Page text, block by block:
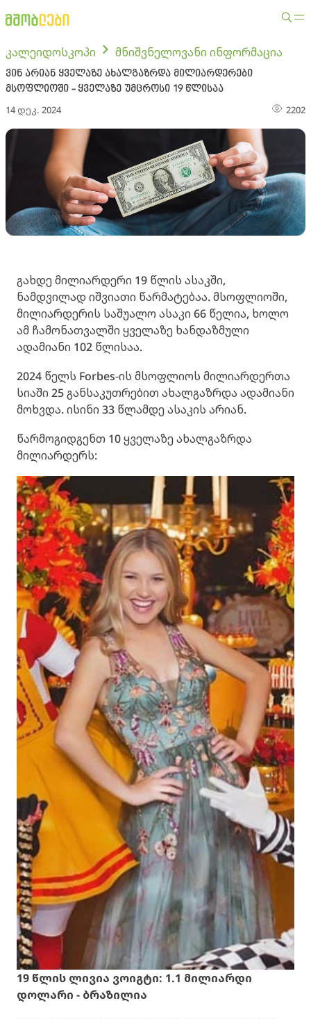
კალეიდოსკოპი მნიშვნელოვანი ინფორმაცია
ვინ არიან ყველაზე ახალგაზრდა მილიარდერები
მსოფლიოში - ყველაზე უმცროსი 19 წლისაა
14 დეკ. 2024 2202
გახდე მილიარდერი 19 წლის ასაკში,
ნამდვილად იშვიათი წარმატებაა. მსოფლიოში,
მილიარდერის საშუალო ასაკი 66 წელია, ხოლო
ამ ჩამონათვალში ყველაზე ხანდაზმული
ადამიანი 102 წლისაა.
2024 წელს Forbes-ის მსოფლიოს მილიარდერთა
სიაში 25 განსაკუთრებით ახალგაზრდა ადამიანი
მოხვდა. ისინი 33 წლამდე ასაკის არიან.
წარმოგიდგენთ 10 ყველაზე ახალგაზრდა
მილიარდერს:
19 წლის ლივია ვოიგტი: 1.1 მილიარდი
დოლარი - ბრაზილია